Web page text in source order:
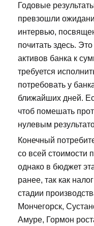
Годовые
превзошли
интервью,
почитать здесь.
активов банка к
требуется
потребовать у
ближайших дней.
чтоб помешать
нулевым
Конечный
со всей стоимости
однако в бюджет
ранее, так как
стадии
Мончегорск,
Амуре, Гормон